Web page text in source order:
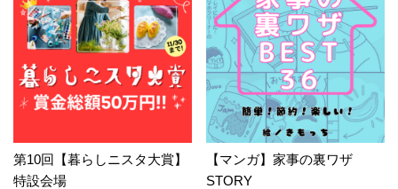
第10回【暮らしニスタ大賞】
特設会場
【マンガ】家事の裏ワザ
STORY